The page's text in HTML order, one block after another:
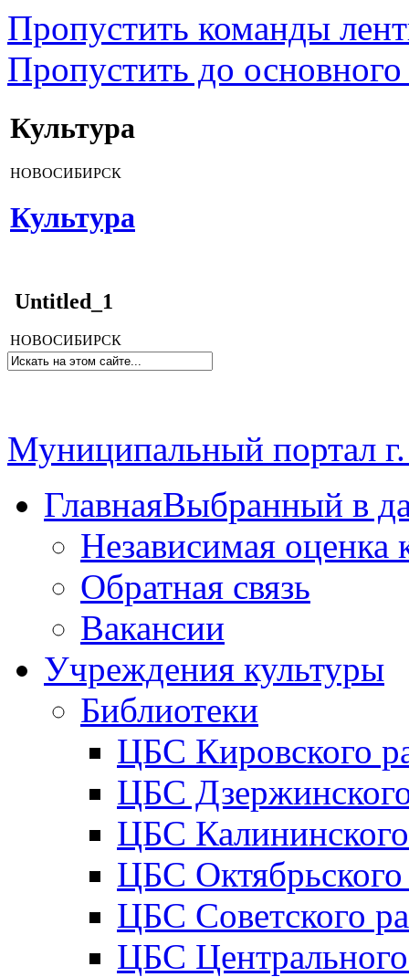
Пропустить команды
Пропустить до основного
Культура
НОВОСИБИРСК
Культура
Untitled_1
НОВОСИБИРСК
Муниципальный портал
ГлавнаяВыбранный в
Независимая оценка
Обратная связь
Вакансии
Учреждения культуры
Библиотеки
ЦБС Кировского
ЦБС
ЦБС
ЦБС
ЦБС Советского
ЦБС